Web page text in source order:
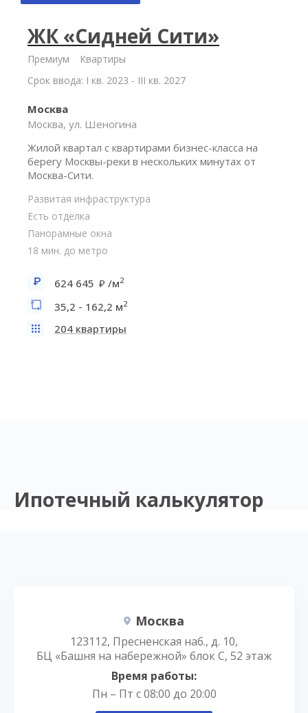
ЖК «Сидней Сити»
Премиум
Квартиры
Срок ввода: I кв. 2023 - III кв. 2027
Москва
Москва, ул. Шеногина
Жилой квартал с квартирами бизнес-класса на
берегу Москвы-реки в нескольких минутах от
Москва-Сити.
Развитая инфраструктура
Есть отделка
Панорамные окна
18 мин. до метро
624 645 /м2
35,2 - 162,2 м2
204 квартиры
Ипотечный калькулятор
Москва
123112, Пресненская наб., д. 10,
БЦ «Башня на набережной» блок С, 52 этаж
Время работы:
Пн – Пт с 08:00 до 20:00